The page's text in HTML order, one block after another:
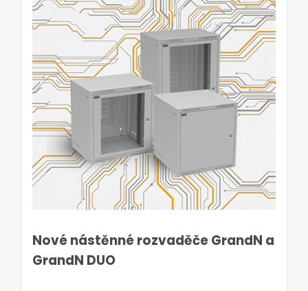
Nové nástěnné rozvaděče GrandN a
GrandN DUO